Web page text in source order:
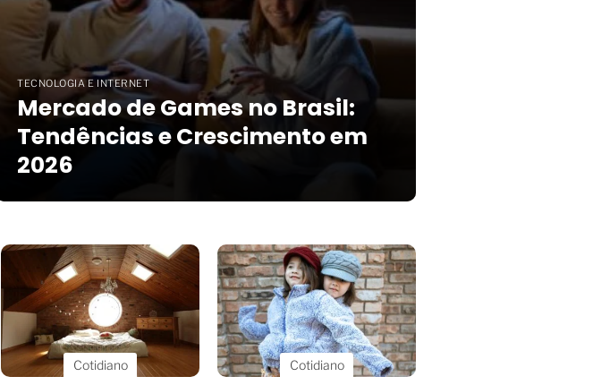
TECNOLOGIA E INTERNET
Mercado de Games no Brasil:
Tendências e Crescimento em
2026
Cotidiano Cotidiano